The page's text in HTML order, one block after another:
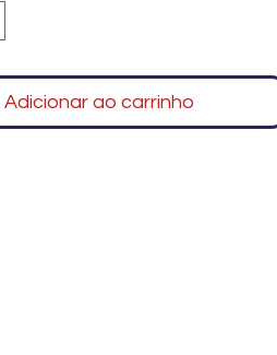
Adicionar ao carrinho